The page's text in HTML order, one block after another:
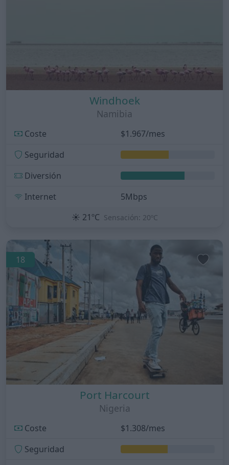
Windhoek
Namibia
Coste
$1.967/mes
Seguridad
Diversión
Internet
5Mbps
☀️ 21ºC Sensación: 20ºC
18
Port Harcourt
Nigeria
Coste
$1.308/mes
Seguridad